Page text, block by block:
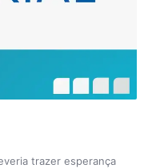
trazer esperança